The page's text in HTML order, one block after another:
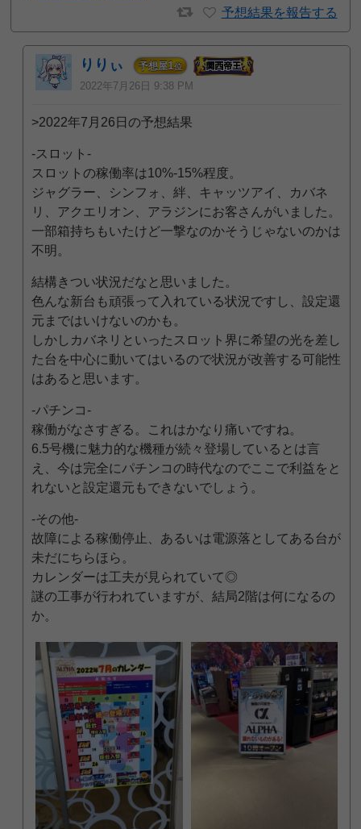
予想結果を報告する
りりぃ 予想屋1位
2022年7月26日 9:38 PM
>2022年7月26日の予想結果
-スロット-
スロットの稼働率は10%-15%程度。
ジャグラー、シンフォ、絆、キャッツアイ、カバネ
リ、アクエリオン、アラジンにお客さんがいました。
一部箱持ちもいたけど一撃なのかそうじゃないのかは
不明。
結構きつい状況だなと思いました。
色んな新台も頑張って入れている状況ですし、設定還
元まではいけないのかも。
しかしカバネリといったスロット界に希望の光を差し
た台を中心に動いてはいるので状況が改善する可能性
はあると思います。
-パチンコ-
稼働がなさすぎる。これはかなり痛いですね。
6.5号機に魅力的な機種が続々登場しているとは言
え、今は完全にパチンコの時代なのでここで利益をと
れないと設定還元もできないでしょう。
-その他-
故障による稼働停止、あるいは電源落としてある台が
未だにちらほら。
カレンダーは工夫が見られていて◎
謎の工事が行われていますが、結局2階は何になるの
か。